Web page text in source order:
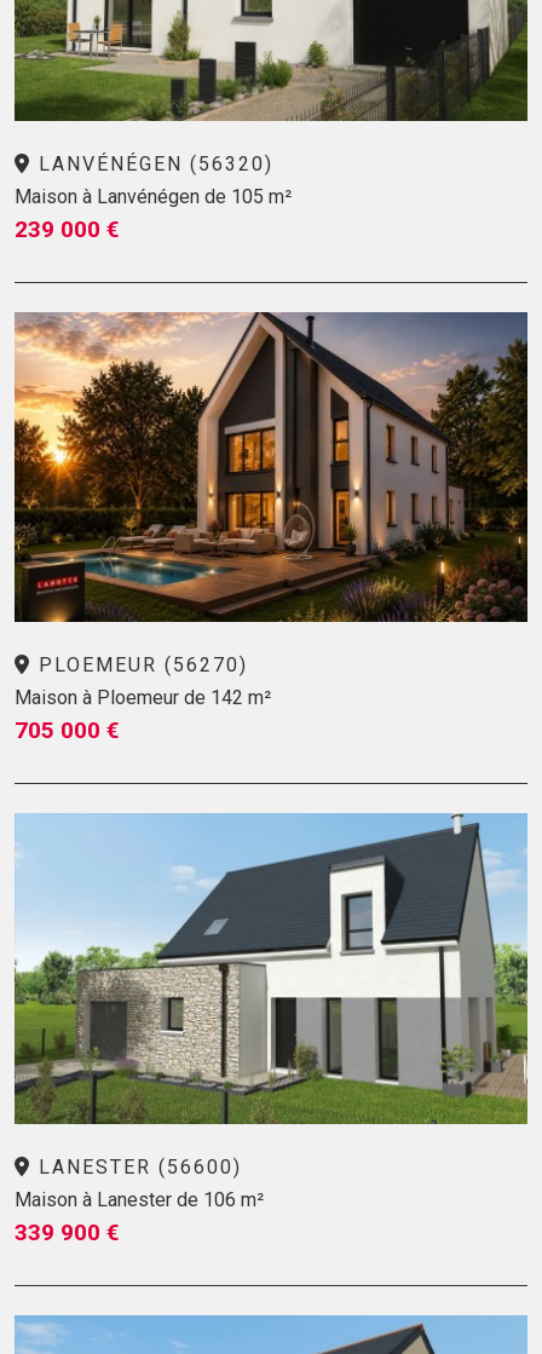
LANVÉNÉGEN (56320)
Maison à Lanvénégen de 105 m²
239 000 €
PLOEMEUR (56270)
Maison à Ploemeur de 142 m²
705 000 €
LANESTER (56600)
Maison à Lanester de 106 m²
339 900 €